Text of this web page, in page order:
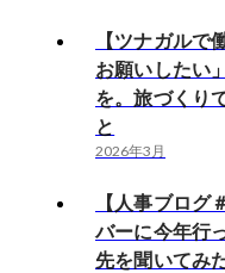
【ツナガルで
お願いしたい
を。旅づくり
と
2026年3月
【人事ブロ
バーに今年行
先を聞いてみた